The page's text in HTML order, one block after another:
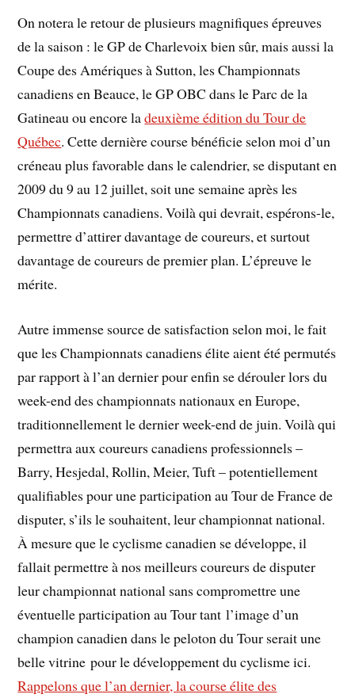
On notera le retour de plusieurs magnifiques épreuves
de la saison : le GP de Charlevoix bien sûr, mais aussi la
Coupe des Amériques à Sutton, les Championnats
canadiens en Beauce, le GP OBC dans le Parc de la
Gatineau ou encore ladeuxième édition du Tour de
Québec. Cette dernière course bénéficie selon moi d’un
créneau plus favorable dans le calendrier, se disputant en
2009 du 9 au 12 juillet, soit une semaine après les
Championnats canadiens. Voilà qui devrait, espérons-le,
permettre d’attirer davantage de coureurs, et surtout
davantage de coureurs de premier plan. L’épreuve le
mérite.
Autre immense source de satisfaction selon moi, le fait
que les Championnats canadiens élite aient été permutés
par rapport à l’an dernier pour enfin se dérouler lors du
week-end des championnats nationaux en Europe,
traditionnellement le dernier week-end de juin. Voilà qui
permettra aux coureurs canadiens professionnels –
Barry, Hesjedal, Rollin, Meier, Tuft – potentiellement
qualifiables pour une participation au Tour de France de
disputer, s’ils le souhaitent, leur championnat national.
À mesure que le cyclisme canadien se développe, il
fallait permettre à nos meilleurs coureurs de disputer
leur championnat national sans compromettre une
éventuelle participation au Tour tant l’image d’un
champion canadien dans le peloton du Tour serait une
belle vitrine pour le développement du cyclisme ici.
Rappelons que l’an dernier, la course élite des